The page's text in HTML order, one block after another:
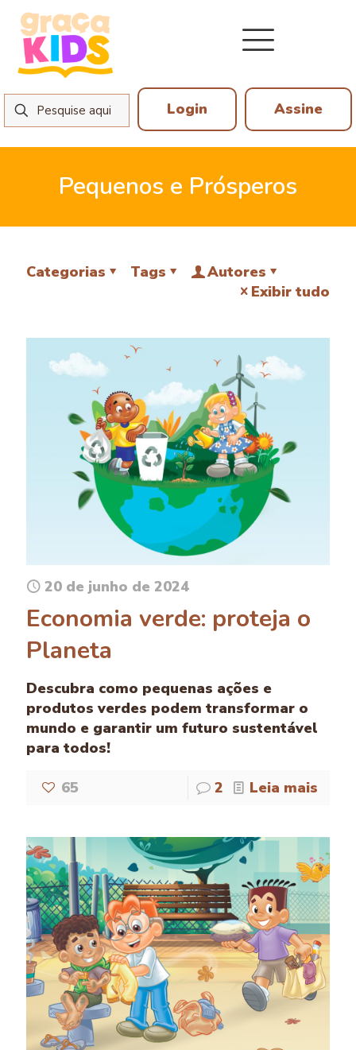
Login Assine
Pequenos e Prósperos
Categorias Tags
Autores
Exibir tudo
20 de junho de 2024
Economia verde: proteja o
Planeta
Descubra como pequenas ações e
produtos verdes podem transformar o
mundo e garantir um futuro sustentável
para todos!
65 2 Leia mais